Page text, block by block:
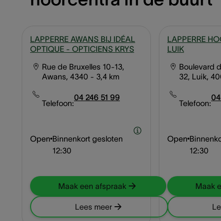
LAPPERRE AWANS BIJ IDÉAL
OPTIQUE - OPTICIENS KRYS
Rue de Bruxelles 10-13,
Awans, 4340 - 3,4 km
Telefoon:
04 246 51 99
Open Binnenkort gesloten
12:30
Maak een afspraak
Lees meer
LAPPERRE
LUIK
Boulevard
32, Luik,
Telefoon:
Open
12:30
Maak